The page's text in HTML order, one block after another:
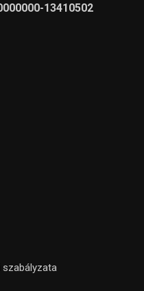
13410502
szabályzata